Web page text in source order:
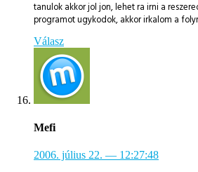
tanulok akkor jol jon, lehet ra irni a
programot ugykodok, akkor irkalom a
Válasz
Mefi
2006. július 22. — 12:27:48